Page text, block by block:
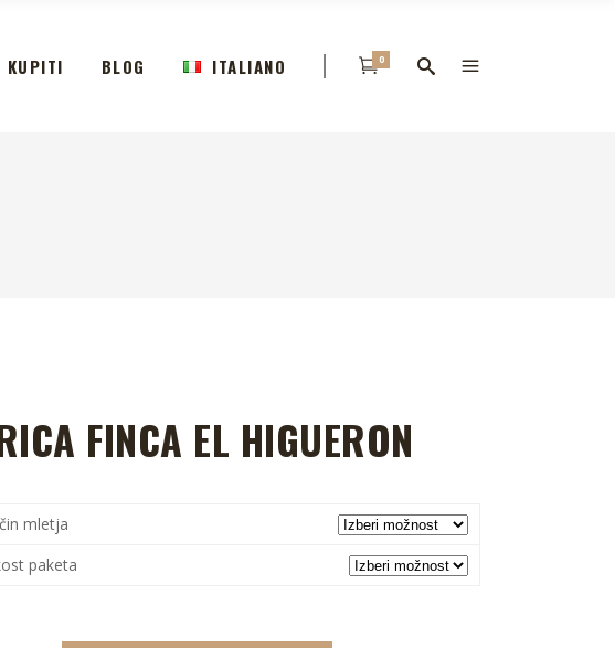
KUPITI BLOG ITALIANO 0
FINCA EL HIGUERON
mletja
paketa